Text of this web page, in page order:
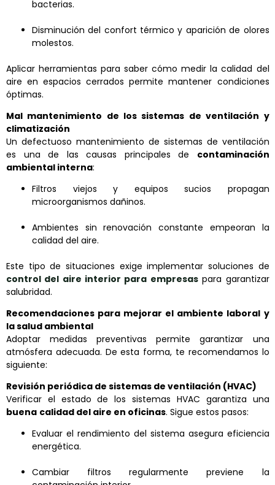
bacterias.
Disminución del confort térmico y aparición de olores
molestos.
Aplicar herramientas para saber cómo medir la calidad del
aire en espacios cerrados permite mantener condiciones
óptimas.
Mal mantenimiento de los sistemas de ventilación y
climatización
Un defectuoso mantenimiento de sistemas de ventilación
es una de las causas principales de contaminación
ambiental interna:
Filtros viejos y equipos sucios propagan
microorganismos dañinos.
Ambientes sin renovación constante empeoran la
calidad del aire.
Este tipo de situaciones exige implementar soluciones de
control del aire interior para empresaspara garantizar
salubridad.
Recomendaciones para mejorar el ambiente laboral y
la salud ambiental
Adoptar medidas preventivas permite garantizar una
atmósfera adecuada. De esta forma, te recomendamos lo
siguiente:
Revisión periódica de sistemas de ventilación (HVAC)
Verificar el estado de los sistemas HVAC garantiza una
buena calidad del aire en oficinas. Sigue estos pasos:
Evaluar el rendimiento del sistema asegura eficiencia
energética.
Cambiar filtros regularmente previene la